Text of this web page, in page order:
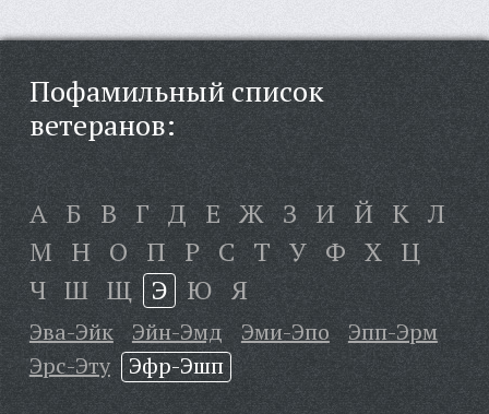
Пофамильный список
ветеранов:
А Б В Г Д Е Ж З И Й К Л
М Н О П Р С Т У Ф Х Ц
Ч Ш Щ Э Ю Я
Эва-Эйк Эйн-Эмд Эми-Эпо
Эпп-Эрм
Эрс-Эту
Эфр-Эшп